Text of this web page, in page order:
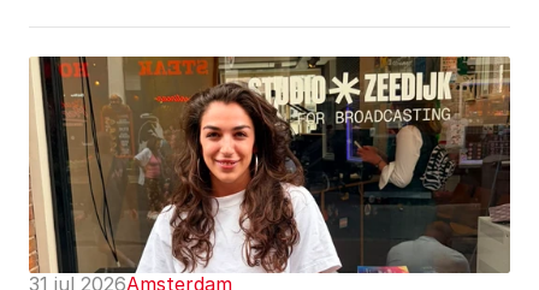
31 jul 2026Amsterdam